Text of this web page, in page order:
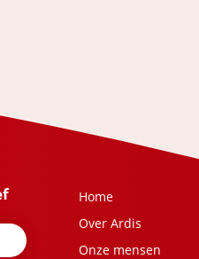
Home
Over Ardis
Onze mensen